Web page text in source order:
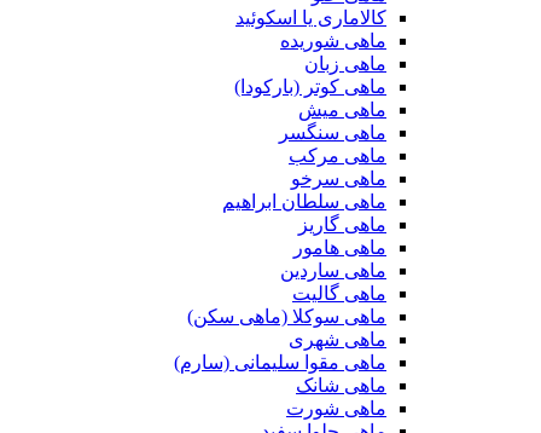
کالاماری یا اسکوئید
ماهی شوریده
ماهی زبان
ماهی کوتر (بارکودا)
ماهی میش
ماهی سنگسر
ماهی مرکب
ماهی سرخو
ماهی سلطان ابراهیم
ماهی گاریز
ماهی هامور
ماهی ساردین
ماهی گالیت
ماهی سوکلا (ماهی سکن)
ماهی شهری
ماهی مقوا سلیمانی (سارم)
ماهی شانک
ماهی شورت